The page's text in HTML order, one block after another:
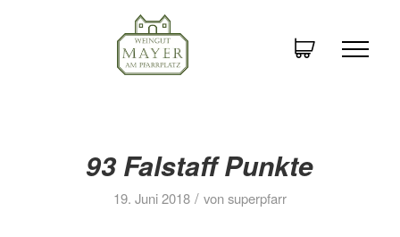
93 Falstaff Punkte
19. Juni 2018 / vonsuperpfarr